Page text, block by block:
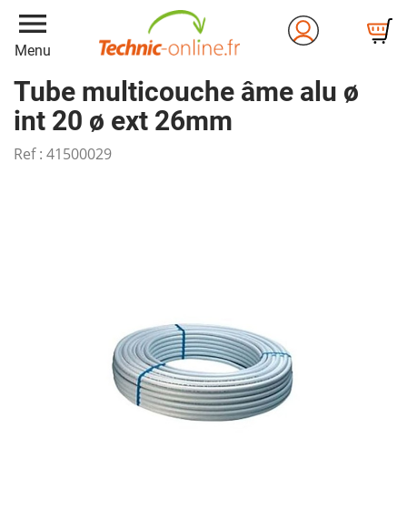
menu
Menu
Tube multicouche âme alu ø
int 20 ø ext 26mm
Ref : 41500029